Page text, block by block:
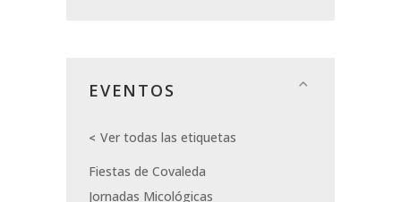
EVENTOS
Ver todas las etiquetas
Fiestas de Covaleda
Jornadas Micológicas